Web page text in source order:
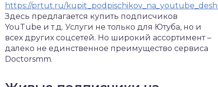
https://prtut.ru/
Здесь предлагается купить подписчиков
YouTube и т.д. Услуги не только для Ютуба, но и
всех других соцсетей. Но широкий ассортимент –
далеко не единственное преимущество сервиса
Doctorsmm.